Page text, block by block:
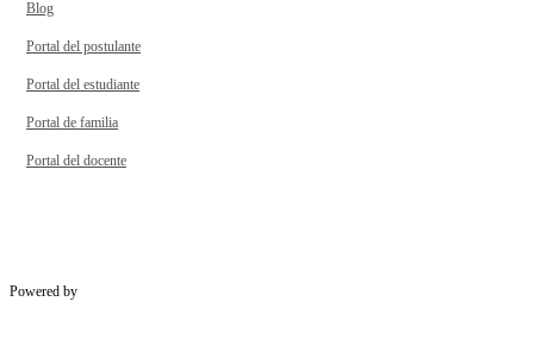
Blog
Portal del postulante
Portal del estudiante
Portal de familia
Portal del docente
Powered by